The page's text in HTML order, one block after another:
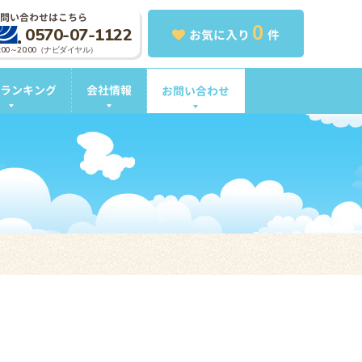
お気に入り 0 件
い合わせはこちら
0570-07-1122
～20:00（ナビダイヤル）
ンキング 会社情報 お問い合わせ